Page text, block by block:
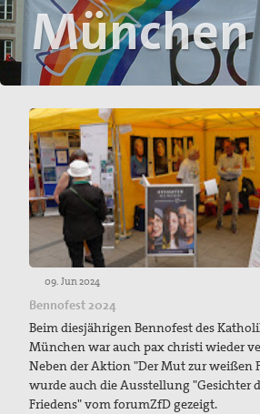
Pater Manfred Hörhammer
Wilhelmine Miller
Projekte
Kindersoldat*innen: Krieg statt
Das Mauermuseum in Bethlehem
Drohnen, Autonome Waffen
Freihandel - CETA, TTIP und TISA
Grundsätzliches zu TTIP
Kirchliche Stellungnahmen zu TTIP
Stellungnahmen aus der
pax christi Aktivitäten um TTIP
München
09. Jun 2024
Bennofest 2024
Beim diesjährigen Bennofest des
München war auch pax christi wieder
Neben der Aktion "Der Mut zur weißen
wurde auch die Ausstellung "Gesichter
Friedens" vom forumZfD gezeigt.